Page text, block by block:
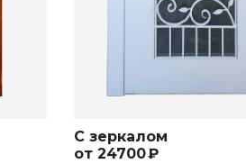
С зеркалом
от 24700₽